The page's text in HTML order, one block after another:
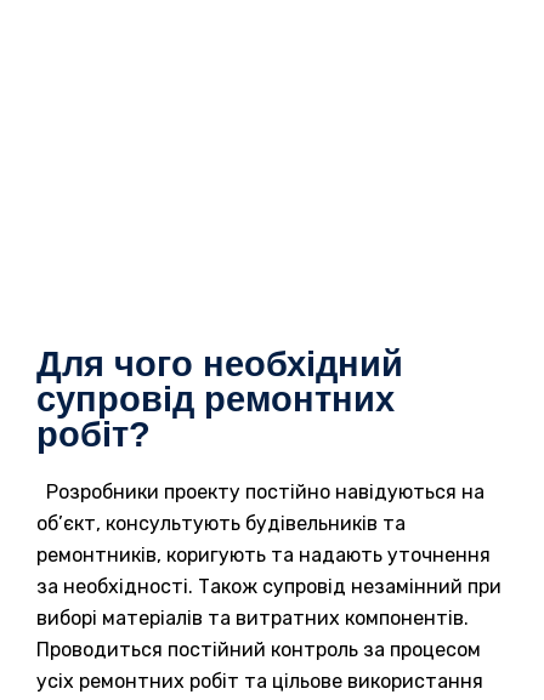
Для чого необхідний
супровід ремонтних
робіт?
Розробники проекту постійно навідуються на
об’єкт, консультують будівельників та
ремонтників, коригують та надають уточнення
за необхідності. Також супровід незамінний при
виборі матеріалів та витратних компонентів.
Проводиться постійний контроль за процесом
усіх ремонтних робіт та цільове використання